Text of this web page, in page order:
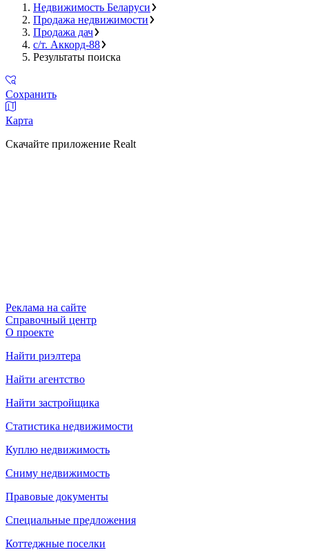
Недвижимость Беларуси
Продажа недвижимости
Продажа дач
с/т. Аккорд-88
Результаты поиска
Сохранить
Карта
Скачайте приложение Realt
Реклама на сайте
Справочный центр
О проекте
Найти риэлтера
Найти агентство
Найти застройщика
Статистика недвижимости
Куплю недвижимость
Сниму недвижимость
Правовые документы
Специальные предложения
Коттеджные поселки